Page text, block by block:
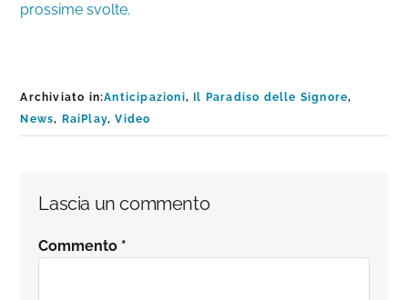
prossime svolte.
Archiviato in:Anticipazioni, Il Paradiso delle Signore,
News, RaiPlay,Video
Interazioni
del
Lascia un commento
Commento *